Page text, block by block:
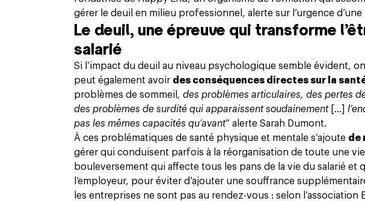
gérer le deuil en milieu professionnel , alerte sur l’urgence
Le deuil, une épreuve qui transforme
salarié
Si l’impact du deuil au niveau psychologique semble évident,
peut également avoir des conséquences directes sur la
problèmes de sommeil , des problèmes articulaires, des pertes
des problèmes de surdité qui apparaissent soudainement[...]
pas les mêmes capacités qu’avant” alerte Sarah Dumont.
À ces problématiques de santé physique et mentale s’ajoute de
gérer qui conduisent parfois à la réorganisation de toute une
bouleversement qui affecte tous les pans de la vie du salarié
l’employeur, pour éviter d’ajouter une souffrance
les entreprises ne sont pas au rendez-vous : selon l’association